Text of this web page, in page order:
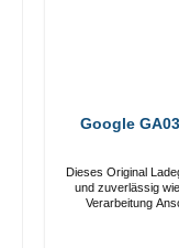
Google
Dieses Original
und zuverlässig wieder